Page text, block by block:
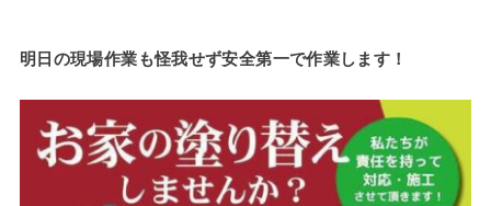
明日の現場作業も怪我せず安全第一で作業します！